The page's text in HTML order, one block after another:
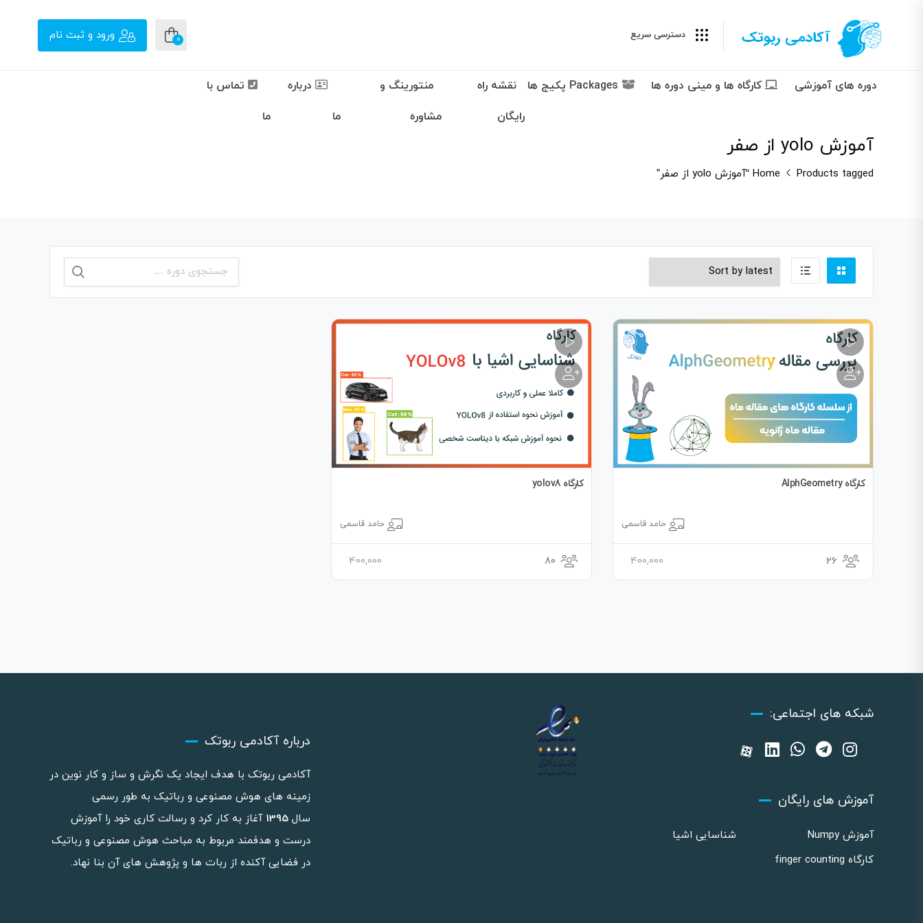
دسترسی سریع 0 ورود و ثبت نام
دوره های آموزشی کارگاه ها و مینی دوره ها Packages پکیج ها نقشه راه
رایگان
منتورینگ و
مشاوره
درباره
ما
تماس با
ما
آموزش yolo از صفر
Home Products tagged “آموزش yolo از صفر”
جستجو
برای:
کارگاه AlphGeometry
حامد قاسمی
26
400,000
کارگاه yolov8
حامد قاسمی
80
400,000
شبکه های اجتماعی:
آموزش های رایگان
آموزش Numpy
شناسایی اشیا
کارگاه finger counting
درباره آکادمی ربوتک
آکادمی ربوتک با هدف ایجاد یک نگرش و ساز و کار نوین در
زمینه های هوش مصنوعی و رباتیک به طور رسمی
سال 1395 آغاز به کار کرد و رسالت کاری خود را آموزش
درست و هدفمند مربوط به مباحث هوش مصنوعی و رباتیک
در فضایی آکنده از ربات ها و پژوهش های آن بنا نهاد.